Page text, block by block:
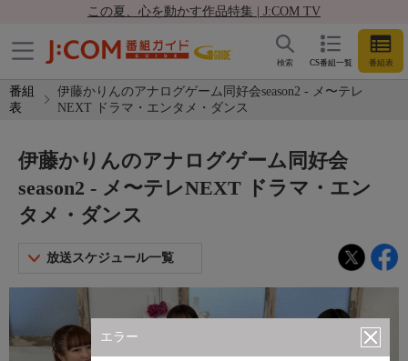
この夏、心を動かす作品特集 | J:COM TV
CS番組一覧 番組表
検索
番組
表
伊藤かりんのアナログゲーム同好会season2 - メ〜テレ
NEXT ドラマ・エンタメ・ダンス
エラー
伊藤かりんのアナログゲーム同好会
season2 - メ〜テレNEXT ドラマ・エン
タメ・ダンス
放送スケジュール一覧